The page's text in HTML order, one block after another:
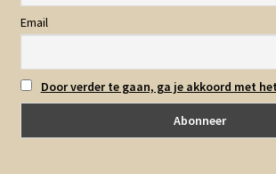
Email
Door verder te gaan, ga je akkoord met